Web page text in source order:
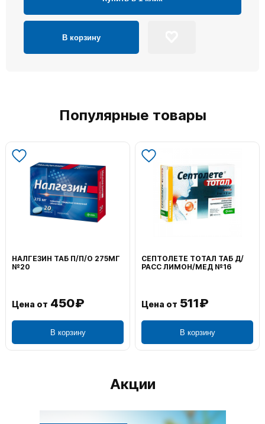
В корзину
Популярные товары
ВОЛЬТАРЕН ЭМУЛЬГЕЛЬ
НАРУЖ 2% 100Г
Цена от 1 195₽
В корзину
ФЕНИСТИЛ ГЕЛЬ НАРУЖ
0,1% 50Г
Цена от 804₽
В корзину
Акции